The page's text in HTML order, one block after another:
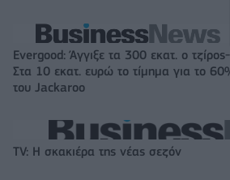
Evergood: Άγγιξε τα 300 εκατ. ο τζίρος-
Στα 10 εκατ. ευρώ το τίμημα για το
του Jackaroo
TV: Η σκακιέρα της νέας σεζόν